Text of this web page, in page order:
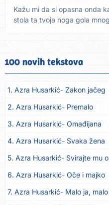
Kažu mi da si opasna onda
stola ta tvoja noga gola
100 novih tekstova
1. Azra Husarkić Zakon jačeg
2. Azra Husarkić Premalo
3. Azra Husarkić Omađijana
4. Azra Husarkić Svaka žena
5. Azra Husarkić Svirajte mu
6. Azra Husarkić Oče i majko
7. Azra Husarkić Malo ja,